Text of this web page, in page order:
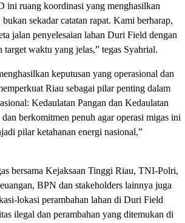
ini ruang koordinasi yang menghasilkan
sekadar catatan rapat. Kami berharap,
jalan penyelesaian lahan Duri Field dengan
target waktu yang jelas,” tegas Syahrial.
keputusan yang operasional dan
Riau sebagai pilar penting dalam
Kedaulatan Pangan dan Kedaulatan
berkomitmen penuh agar operasi migas ini
pilar ketahanan energi nasional,”
bersama Kejaksaan Tinggi Riau, TNI-Polri,
BPN dan stakeholders lainnya juga
lokasi perambahan lahan di Duri Field
ilegal dan perambahan yang ditemukan di